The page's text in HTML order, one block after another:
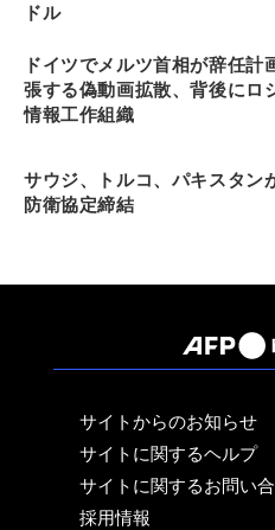
ドル
ドイツでメルツ首相が辞任計
張する偽動画拡散、背後にロ
情報工作組織
サウジ、トルコ、パキスタン
防衛協定締結
サイトからのお知らせ
サイトに関するヘルプ
サイトに関するお問い
採用情報